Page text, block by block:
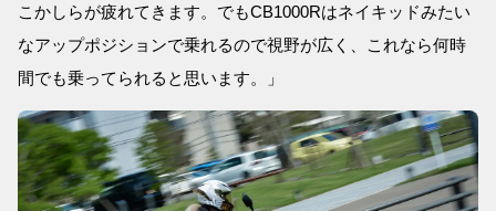
こかしらが疲れてきます。でもCB1000Rはネイキッドみたい
なアップポジションで乗れるので視野が広く、これなら何時
間でも乗ってられると思います。」